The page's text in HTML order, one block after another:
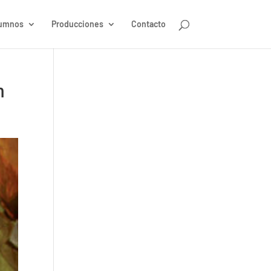
Producciones Contacto